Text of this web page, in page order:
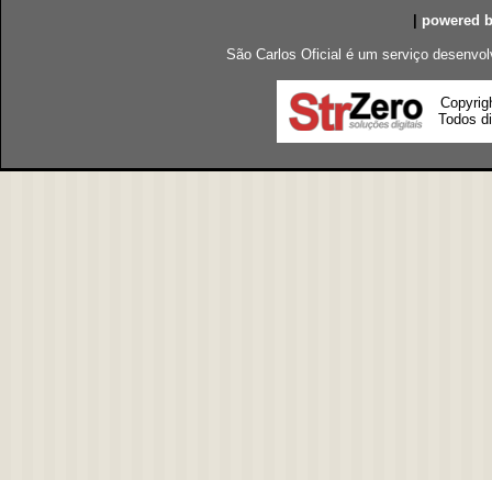
powered
São Carlos Oficial é um serviço
Todos